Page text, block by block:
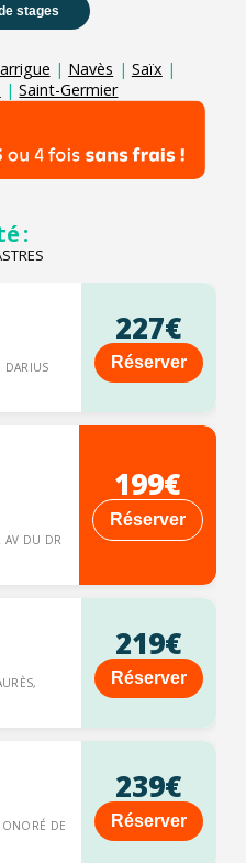
stages
| Navès | Saïx |
| Saint-Germier
:
DARIUS
227€
Réserver
AV DU DR
199€
Réserver
219€
Réserver
DE
239€
Réserver